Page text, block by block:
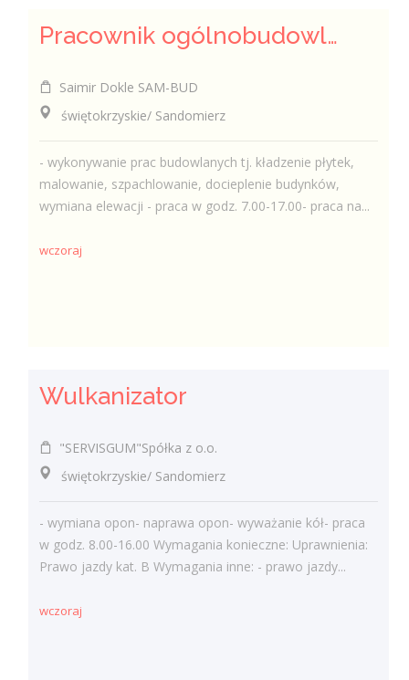
Pracownik ogólnobudowlany ( k/m)
Saimir Dokle SAM-BUD
świętokrzyskie/ Sandomierz
- wykonywanie prac budowlanych tj. kładzenie płytek,
malowanie, szpachlowanie, docieplenie budynków,
wymiana elewacji - praca w godz. 7.00-17.00- praca na...
wczoraj
Wulkanizator
"SERVISGUM"Spółka z o.o.
świętokrzyskie/ Sandomierz
- wymiana opon- naprawa opon- wyważanie kół- praca
w godz. 8.00-16.00 Wymagania konieczne: Uprawnienia:
Prawo jazdy kat. B Wymagania inne: - prawo jazdy...
wczoraj